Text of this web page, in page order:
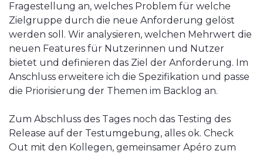
Fragestellung an, welches Problem für welche
Zielgruppe durch die neue Anforderung gelöst
werden soll. Wir analysieren, welchen Mehrwert die
neuen Features für Nutzerinnen und Nutzer
bietet und definieren das Ziel der Anforderung. Im
Anschluss erweitere ich die Spezifikation und passe
die Priorisierung der Themen im Backlog an.
Zum Abschluss des Tages noch das Testing des
Release auf der Testumgebung, alles ok. Check
Out mit den Kollegen, gemeinsamer Apéro zum